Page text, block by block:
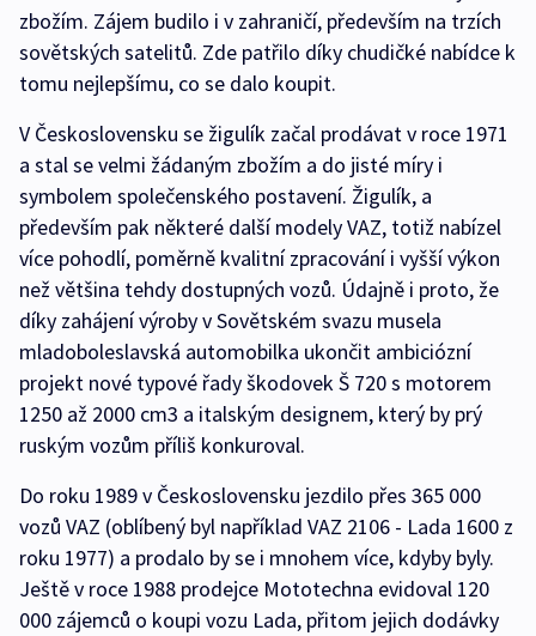
zbožím. Zájem budilo i v zahraničí, především na trzích
sovětských satelitů. Zde patřilo díky chudičké nabídce k
tomu nejlepšímu, co se dalo koupit.
V Československu se žigulík začal prodávat v roce 1971
a stal se velmi žádaným zbožím a do jisté míry i
symbolem společenského postavení. Žigulík, a
především pak některé další modely VAZ, totiž nabízel
více pohodlí, poměrně kvalitní zpracování i vyšší výkon
než většina tehdy dostupných vozů. Údajně i proto, že
díky zahájení výroby v Sovětském svazu musela
mladoboleslavská automobilka ukončit ambiciózní
projekt nové typové řady škodovek Š 720 s motorem
1250 až 2000 cm3 a italským designem, který by prý
ruským vozům příliš konkuroval.
Do roku 1989 v Československu jezdilo přes 365 000
vozů VAZ (oblíbený byl například VAZ 2106 - Lada 1600 z
roku 1977) a prodalo by se i mnohem více, kdyby byly.
Ještě v roce 1988 prodejce Mototechna evidoval 120
000 zájemců o koupi vozu Lada, přitom jejich dodávky